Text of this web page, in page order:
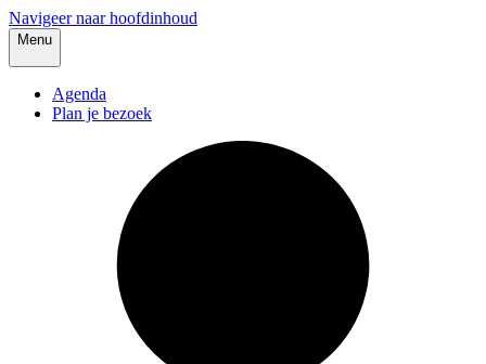
Navigeer naar hoofdinhoud
Menu
Agenda
Plan je bezoek